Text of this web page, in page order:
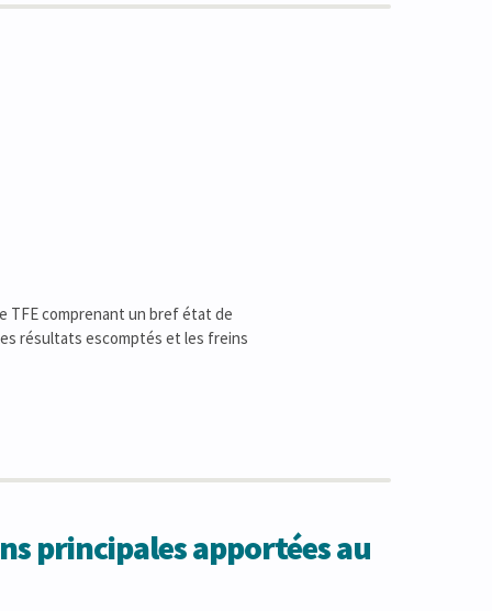
TFE comprenant un bref état de
résultats escomptés et les freins
principales apportées au